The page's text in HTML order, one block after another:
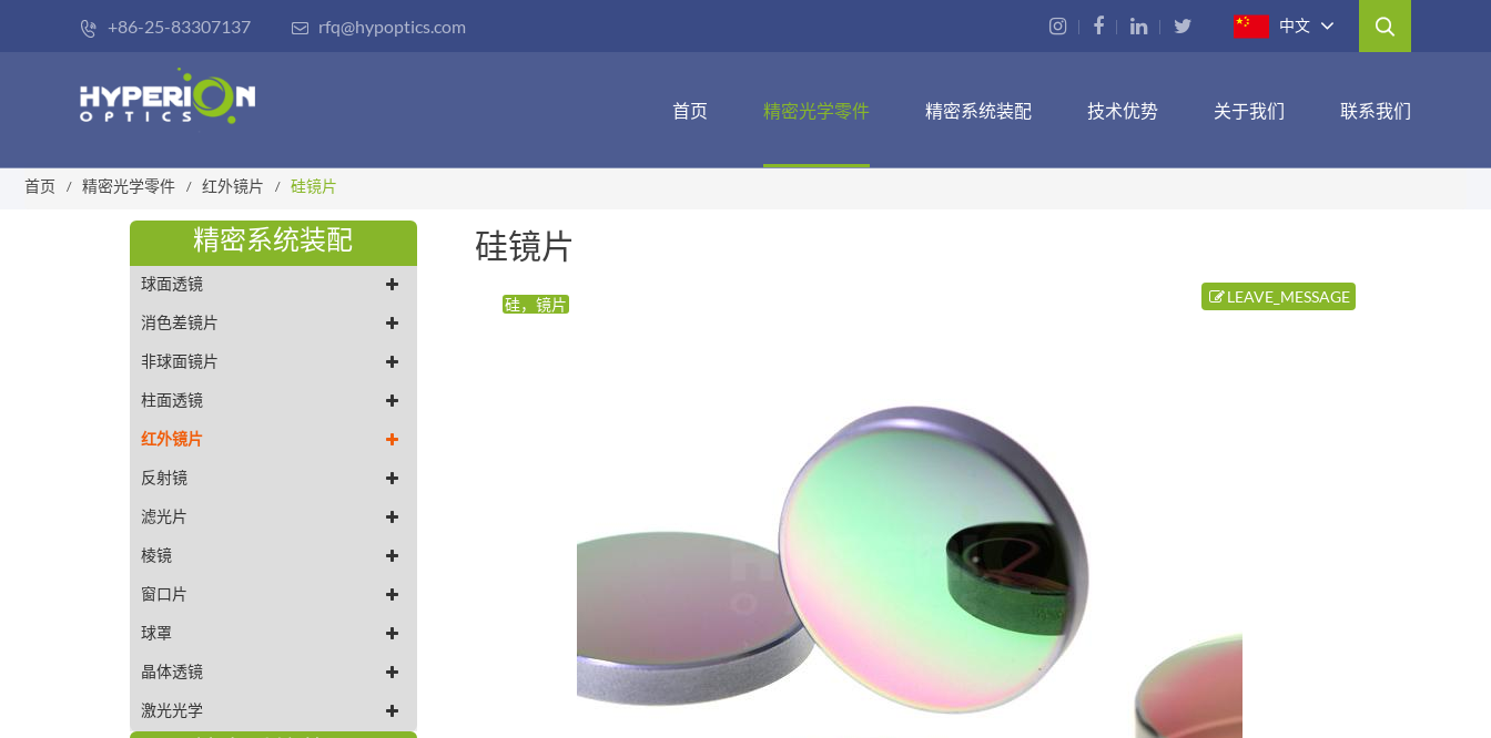
 +86-25-83307137  rfq@hypoptics.com 中文
首页 精密光学零件 精密系统装配 技术优势 关于我们 联系我们
首页 精密光学零件 红外镜片 硅镜片
精密系统装配
球面透镜
消色差镜片
非球面镜片
柱面透镜
红外镜片
反射镜
滤光片
棱镜
窗口片
球罩
晶体透镜
激光光学
硅镜片
硅，镜片 LEAVE_MESSAGE